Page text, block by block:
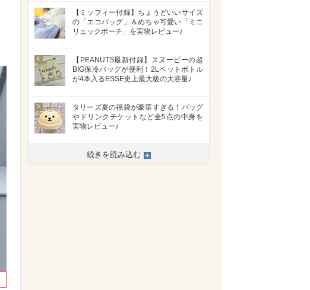
3
【ミッフィー付録】ちょうどいいサイズ
の「エコバッグ」＆めちゃ可愛い「ミニ
リュックポーチ」を実物レビュー♪
4
【PEANUTS最新付録】スヌーピーの超
BIG保冷バッグが便利！2Lペットボトル
が4本入るESSE史上最大級の大容量♪
5
タリーズ夏の福袋が豪華すぎる！バッグ
やドリンクチケットなど全5点の中身を
実物レビュー♪
続きを読み込む